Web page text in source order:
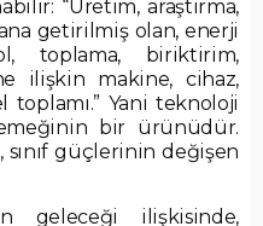
“Üretim, araştırma,
getirilmiş olan, enerji
toplama, biriktirim,
ilişkin makine, cihaz,
toplamı.” Yani teknoloji
bir ürünüdür.
sınıf güçlerinin değişen
geleceği ilişkisinde,